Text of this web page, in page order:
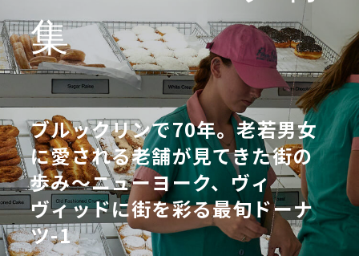
プ
集
ブルックリンで70年。老若男女
に愛される老舗が見てきた街の
歩み〜ニューヨーク、ヴィ
ヴィッドに街を彩る最旬ドーナ
ツ-1